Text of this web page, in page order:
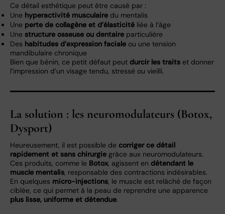
Ce détail esthétique peut être causé par :
Une hyperactivité musculaire du mentalis
Une perte de collagène et d’élasticité liée à l’âge
Une structure osseuse ou dentaire particulière
Des habitudes d’expression faciale ou une tension
mandibulaire chronique
Bien que bénin, ce petit défaut peut durcir les traits et donner
l’impression d’un visage tendu, stressé ou vieilli.
La solution : les neuromodulateurs (Botox,
Dysport)
Heureusement, il est possible de corriger ce détail
rapidement et sans chirurgie grâce aux neuromodulateurs.
Ces produits, comme le Botox, agissent en détendant le
muscle mentalis, responsable des contractions indésirables.
En quelques micro-injections, le muscle est relâché de façon
ciblée, ce qui permet à la peau de reprendre une apparence
plus lisse, uniforme et détendue.